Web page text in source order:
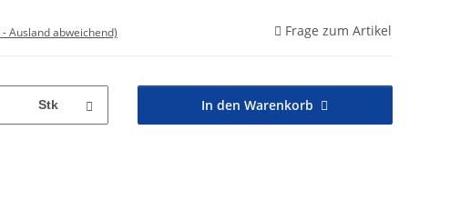
- Ausland abweichend) Frage zum Artikel
Stk In den Warenkorb